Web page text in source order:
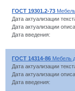
ГОСТ 19301.2-73
Дата актуализации
Дата актуализации
Дата введения:
ГОСТ 14314-86 Мебель
Дата актуализации
Дата актуализации
Дата введения: